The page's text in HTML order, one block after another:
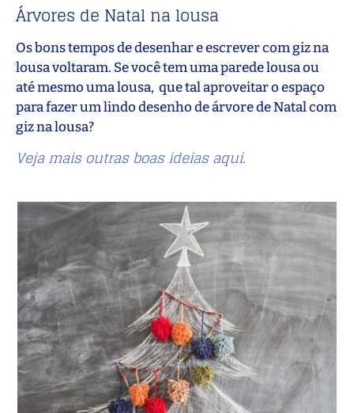
Árvores de Natal na lousa
Os bons tempos de desenhar e escrever com giz na
lousa voltaram. Se você tem uma parede lousa ou
até mesmo uma lousa, que tal aproveitar o espaço
para fazer um lindo desenho de árvore de Natal com
giz na lousa?
Veja mais outras boas ideias aqui.